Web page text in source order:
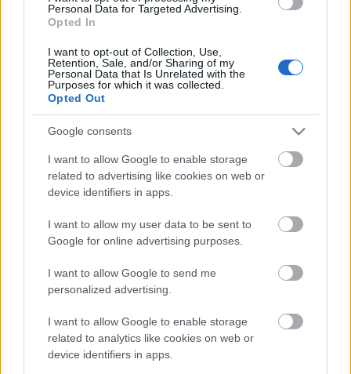
Personal Data for Targeted Advertising.
Opted In
I want to opt-out of Collection, Use,
Retention, Sale, and/or Sharing of my
Personal Data that Is Unrelated with the
Purposes for which it was collected.
Opted Out
Google consents
I want to allow Google to enable storage
related to advertising like cookies on web or
device identifiers in apps.
I want to allow my user data to be sent to
Google for online advertising purposes.
I want to allow Google to send me
personalized advertising.
I want to allow Google to enable storage
related to analytics like cookies on web or
device identifiers in apps.
blackshepherd•2011. január 19.
Lassan vége az életre szóló választási lehetőségnek,
január 31-én lejár a határidő, amit szeretett 0,666-os
(gyk: 2/3), matolcsyszta kormányunk ...
Itt a legújabb Intel szerver CPU-
generáció, a Neon!
blackshepherd• 2011. január 05.
ZFS funkciók
blackshepherd •2011. január 01.
ZFS pool-verziók, és azok új funkciói. Hasznos lehet
az eligazodáskor a ZFS-káoszban:
Nevada
Build
Version
Introduced